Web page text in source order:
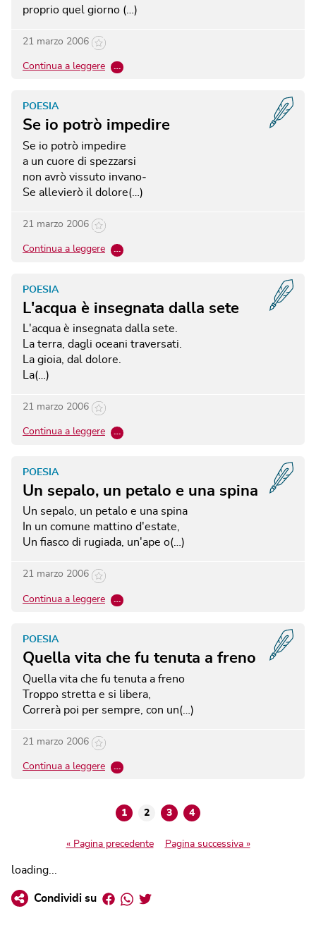
proprio quel giorno (…)
21 marzo 2006
Continua a leggere …
Se io potrò impedire
POESIA
Se io potrò impedire
a un cuore di spezzarsi
non avrò vissuto invano‐
Se allevierò il dolore(…)
21 marzo 2006
Continua a leggere …
L'acqua è insegnata dalla sete
POESIA
L'acqua è insegnata dalla sete.
La terra, dagli oceani traversati.
La gioia, dal dolore.
La(…)
21 marzo 2006
Continua a leggere …
Un sepalo, un petalo e una spina
POESIA
Un sepalo, un petalo e una spina
In un comune mattino d'estate,
Un fiasco di rugiada, un'ape o(…)
21 marzo 2006
Continua a leggere …
Quella vita che fu tenuta a freno
POESIA
Quella vita che fu tenuta a freno
Troppo stretta e si libera,
Correrà poi per sempre, con un(…)
21 marzo 2006
Continua a leggere …
1 2 3 4
« Pagina precedente Pagina successiva »
loading...
Condividi su Facebook
Whatsapp
Twitter